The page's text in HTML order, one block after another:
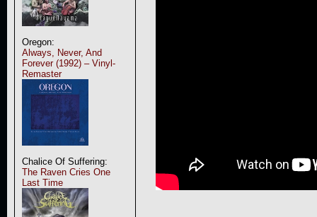
Oregon:
Always, Never, And
Forever (1992) – Vinyl-
Remaster
Chalice Of Suffering:
The Raven Cries One
Last Time